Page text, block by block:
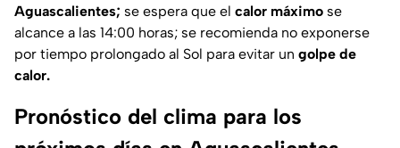
Aguascalientes; se espera que el calor máximo se
alcance a las 14:00 horas; se recomienda no exponerse
por tiempo prolongado al Sol para evitar un golpe de
calor.
Pronóstico del clima para los